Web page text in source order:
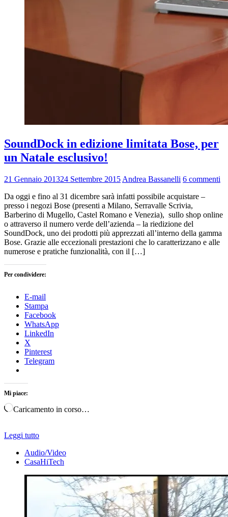
SoundDock in edizione limitata Bose, per
un Natale esclusivo!
21 Gennaio 201324 Settembre 2015 Andrea Bassanelli 6 commenti
Da oggi e fino al 31 dicembre sarà infatti possibile acquistare –
presso i negozi Bose (presenti a Milano, Serravalle Scrivia,
Barberino di Mugello, Castel Romano e Venezia), sullo shop online
o attraverso il numero verde dell’azienda – la riedizione del
SoundDock, uno dei prodotti più apprezzati all’interno della gamma
Bose. Grazie alle eccezionali prestazioni che lo caratterizzano e alle
numerose e pratiche funzionalità, con il […]
Per condividere:
E-mail
Stampa
Facebook
WhatsApp
LinkedIn
X
Pinterest
Telegram
Mi piace:
Caricamento in corso…
Leggi tutto
Audio/Video
CasaHiTech